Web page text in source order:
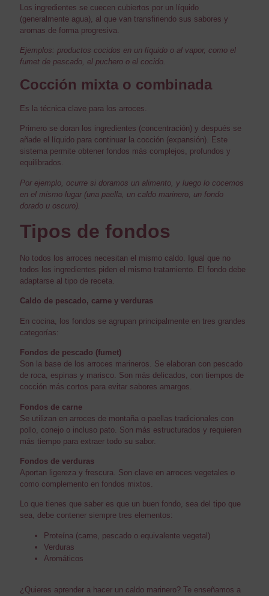
Los ingredientes se cuecen cubiertos por un líquido
(generalmente agua), al que van transfiriendo sus sabores y
aromas de forma progresiva.
Ejemplos: productos cocidos en un líquido o al vapor, como el
fumet de pescado, el puchero o el cocido.
Cocción mixta o combinada
Es la técnica clave para los arroces.
Primero se doran los ingredientes (concentración) y después se
añade el líquido para continuar la cocción (expansión). Este
sistema permite obtener fondos más complejos, profundos y
equilibrados.
Por ejemplo, ocurre si doramos un alimento, y luego lo cocemos
en el mismo lugar (una paella, un caldo marinero, un fondo
dorado u oscuro).
Tipos de fondos
No todos los arroces necesitan el mismo caldo. Igual que no
todos los ingredientes piden el mismo tratamiento. El fondo debe
adaptarse al tipo de receta.
Caldo de pescado, carne y verduras
En cocina, los fondos se agrupan principalmente en tres grandes
categorías:
Fondos de pescado (fumet)
Son la base de los arroces marineros. Se elaboran con pescado
de roca, espinas y marisco. Son más delicados, con tiempos de
cocción más cortos para evitar sabores amargos.
Fondos de carne
Se utilizan en arroces de montaña o paellas tradicionales con
pollo, conejo o incluso pato. Son más estructurados y requieren
más tiempo para extraer todo su sabor.
Fondos de verduras
Aportan ligereza y frescura. Son clave en arroces vegetales o
como complemento en fondos mixtos.
Lo que tienes que saber es que un buen fondo, sea del tipo que
sea, debe contener siempre tres elementos:
Proteína (carne, pescado o equivalente vegetal)
Verduras
Aromáticos
¿Quieres aprender a hacer un caldo marinero? Te enseñamos a